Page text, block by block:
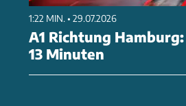
1:22 MIN. • 29.07.2026
A1 Richtung
13 Minuten